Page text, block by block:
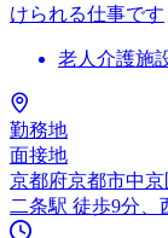
けられる仕事です
老人介護施
勤務地
面接地
京都府京都市中
二条駅 徒歩9分、